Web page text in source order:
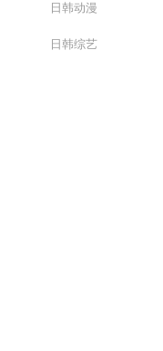
日韩动漫
日韩综艺